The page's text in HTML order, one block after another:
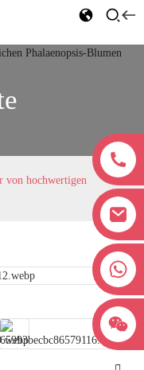
von hochwertigen